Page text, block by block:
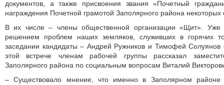
документов, а также присвоения звания «Почетный
награждения Почетной грамотой Заполярного района
В их числе – члены общественной организации «Щит». Уже
решением проблем наших земляков, служивших в горячих
заседании кандидаты – Андрей Ружников и Тимофей Солуянов
этой встрече членам рабочей группы рассказал
Заполярного района по социальным вопросам Виталий
– Существовало мнение, что именно в Заполярном районе